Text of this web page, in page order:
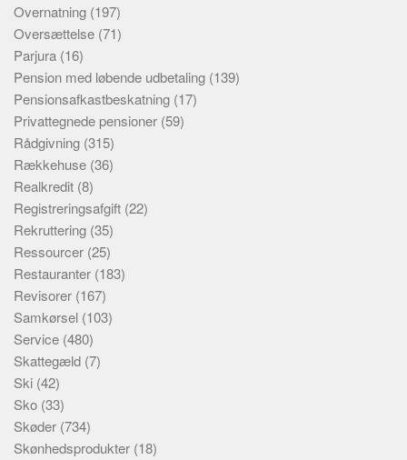
Overnatning (197)
Oversættelse (71)
Parjura (16)
Pension med løbende udbetaling (139)
Pensionsafkastbeskatning (17)
Privattegnede pensioner (59)
Rådgivning (315)
Rækkehuse (36)
Realkredit (8)
Registreringsafgift (22)
Rekruttering (35)
Ressourcer (25)
Restauranter (183)
Revisorer (167)
Samkørsel (103)
Service (480)
Skattegæld (7)
Ski (42)
Sko (33)
Skøder (734)
Skønhedsprodukter (18)